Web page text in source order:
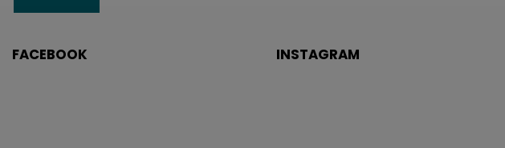
FACEBOOK INSTAGRAM